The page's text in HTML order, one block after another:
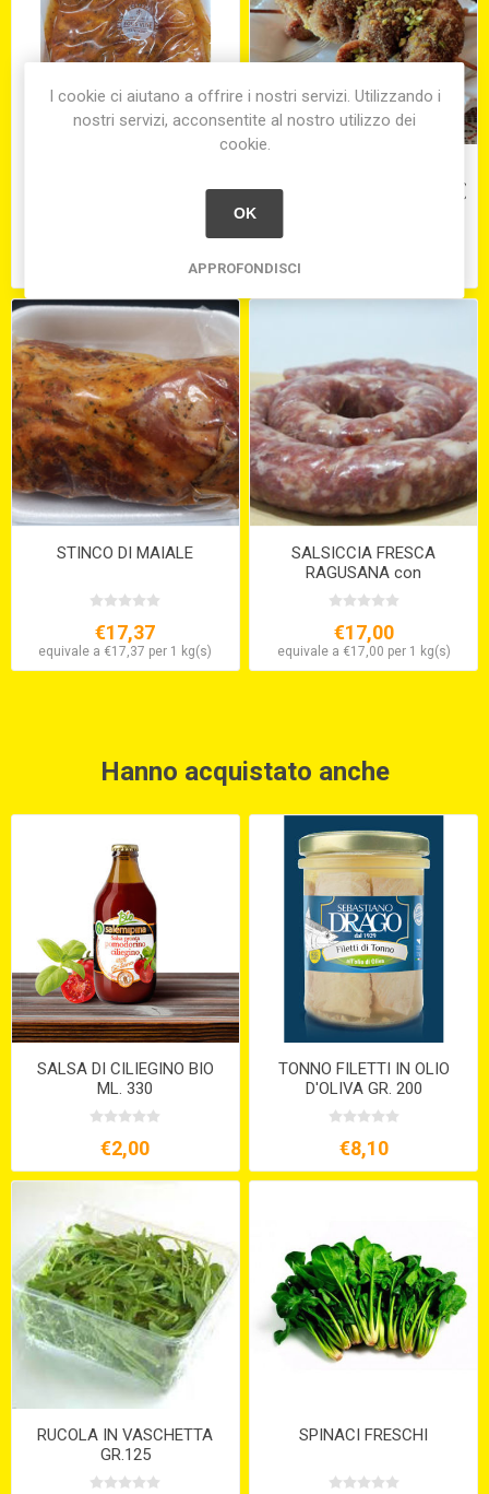
equivale a €21,01 per 1 kg(s)
(vitello,prosciutto,formaggio)
equivale a €34,20 per 1 kg(s)
STINCO DI MAIALE
€17,37
equivale a €17,37 per 1 kg(s)
SALSICCIA FRESCA
RAGUSANA con
finocchietto selvatico
€17,00
equivale a €17,00 per 1 kg(s)
Hanno acquistato anche
SALSA DI CILIEGINO BIO
ML. 330
€2,00
TONNO FILETTI IN OLIO
D'OLIVA GR. 200
€8,10
RUCOLA IN VASCHETTA
GR.125
SPINACI FRESCHI
I cookie ci aiutano a offrire i nostri servizi. Utilizzando i
nostri servizi, acconsentite al nostro utilizzo dei
cookie.
OK
APPROFONDISCI